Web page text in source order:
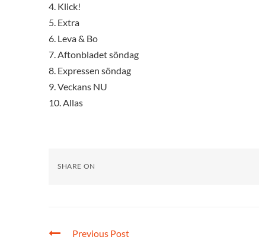
4. Klick!
5. Extra
6. Leva & Bo
7. Aftonbladet söndag
8. Expressen söndag
9. Veckans NU
10. Allas
SHARE ON
Previous Post